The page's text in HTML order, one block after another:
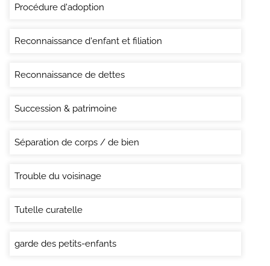
Procédure d'adoption
Reconnaissance d'enfant et filiation
Reconnaissance de dettes
Succession & patrimoine
Séparation de corps / de bien
Trouble du voisinage
Tutelle curatelle
garde des petits-enfants